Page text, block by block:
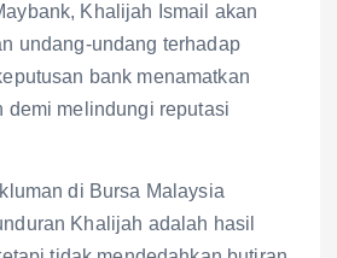
Khalijah Ismail akan
undang-undang terhadap
bank menamatkan
demi melindungi reputasi
di Bursa Malaysia
Khalijah adalah hasil